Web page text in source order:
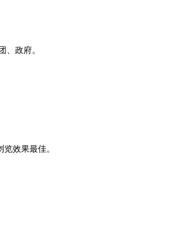
、政府。
效果最佳。